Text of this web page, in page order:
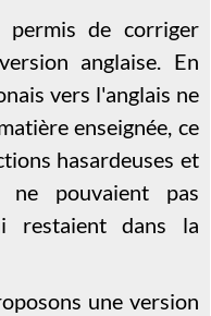
permis de corriger
anglaise. En
vers l'anglais ne
enseignée, ce
hasardeuses et
ne pouvaient pas
restaient dans la
une version